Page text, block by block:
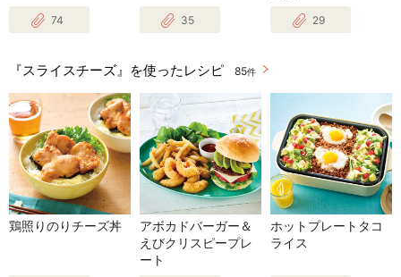
74 35 29
『スライスチーズ』を使ったレシピ 85件
鶏照りのりチーズ丼
アボカドバーガー＆
えびクリスピープレ
ート
ホットプレートタコ
ライス